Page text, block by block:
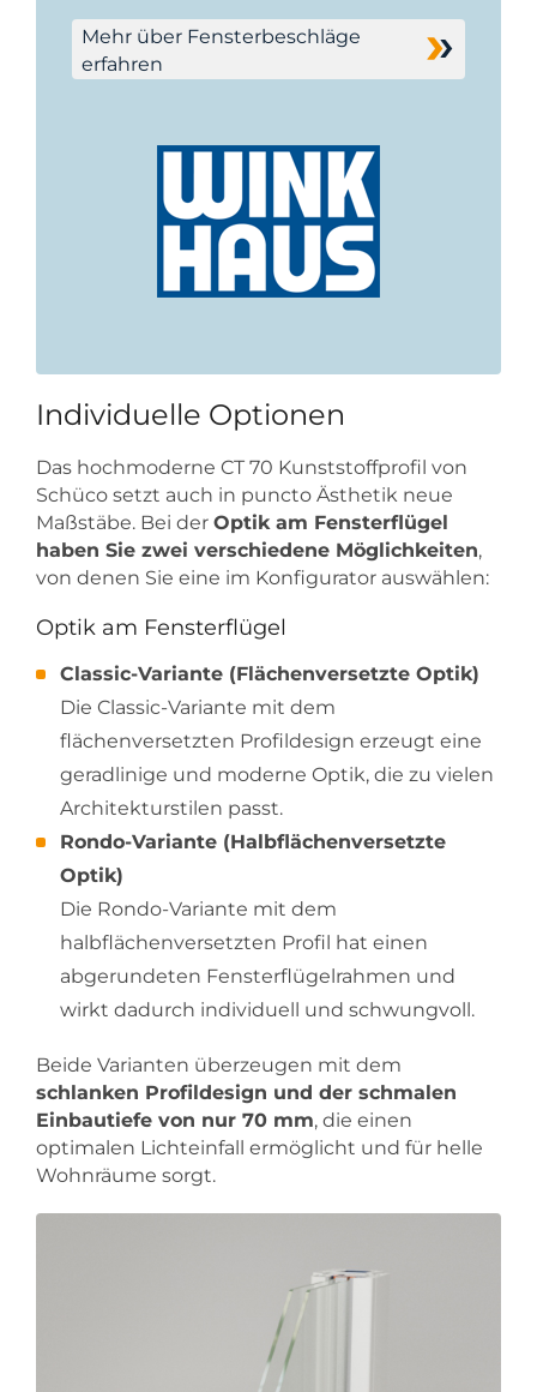
Mehr über Fensterbeschläge
erfahren
Individuelle Optionen
Das hochmoderne CT 70 Kunststoffprofil von
Schüco setzt auch in puncto Ästhetik neue
Maßstäbe. Bei der Optik am Fensterflügel
haben Sie zwei verschiedene Möglichkeiten,
von denen Sie eine im Konfigurator auswählen:
Optik am Fensterflügel
Classic-Variante (Flächenversetzte Optik)
Die Classic-Variante mit dem
flächenversetzten Profildesign erzeugt eine
geradlinige und moderne Optik, die zu vielen
Architekturstilen passt.
Rondo-Variante (Halbflächenversetzte
Optik)
Die Rondo-Variante mit dem
halbflächenversetzten Profil hat einen
abgerundeten Fensterflügelrahmen und
wirkt dadurch individuell und schwungvoll.
Beide Varianten überzeugen mit dem
schlanken Profildesign und der schmalen
Einbautiefe von nur 70 mm, die einen
optimalen Lichteinfall ermöglicht und für helle
Wohnräume sorgt.